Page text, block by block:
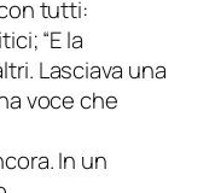
tutti:
“E la
Lasciava una
voce che
In un